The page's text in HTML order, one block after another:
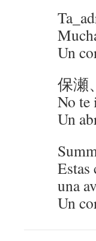
Un
保瀬、
No te
Un
Estas
una
Un